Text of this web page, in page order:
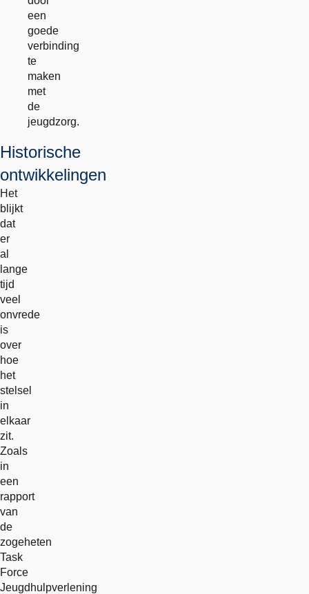
een
goede
verbinding
te
maken
met
de
jeugdzorg.
Historische
ontwikkelingen
Het
blijkt
dat
er
al
lange
tijd
veel
onvrede
is
over
hoe
het
stelsel
in
elkaar
zit.
Zoals
in
een
rapport
van
de
zogeheten
Task
Force
Jeugdhulpverlening